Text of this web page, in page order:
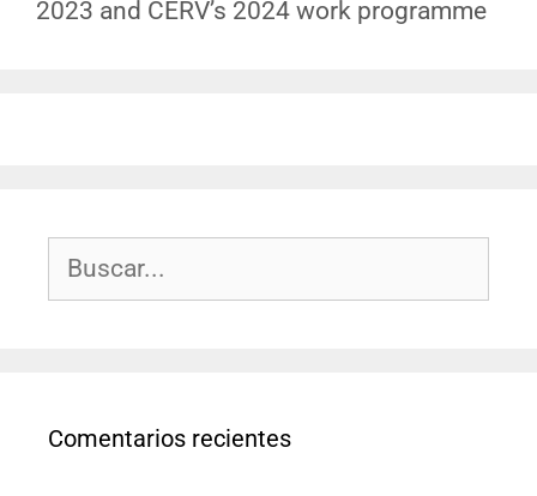
2023 and CERV’s 2024 work programme
Comentarios recientes